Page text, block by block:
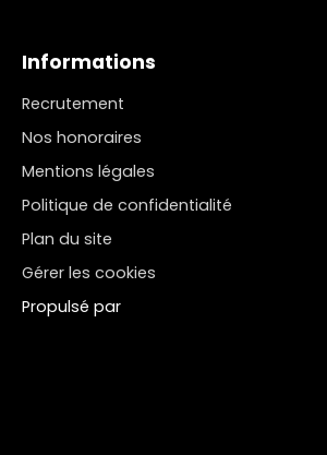
Informations
Recrutement
Nos honoraires
Mentions légales
Politique de confidentialité
Plan du site
Gérer les cookies
Propulsé par